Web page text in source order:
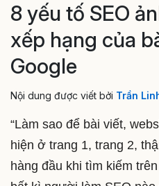
8 yếu tố SEO
xếp hạng của
Google
Nội dung được viết bởi Trần
“Làm sao để bài viết,
hiện ở trang 1, trang 2,
hàng đầu khi tìm kiếm